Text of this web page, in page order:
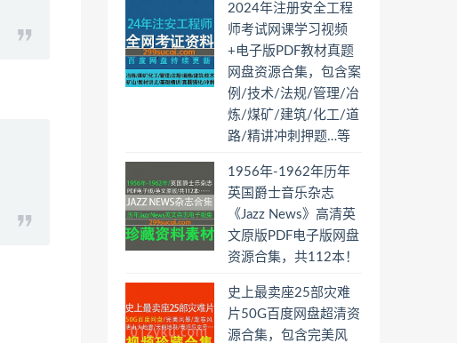
2024年注册安全工程
师考试网课学习视频
+电子版PDF教材真题
网盘资源合集，包含案
例/技术/法规/管理/冶
炼/煤矿/建筑/化工/道
路/精讲冲刺押题…等
1956年-1962年历年
英国爵士音乐杂志
《Jazz News》高清英
文原版PDF电子版网盘
资源合集，共112本！
史上最卖座25部灾难
片50G百度网盘超清资
源合集，包含完美风